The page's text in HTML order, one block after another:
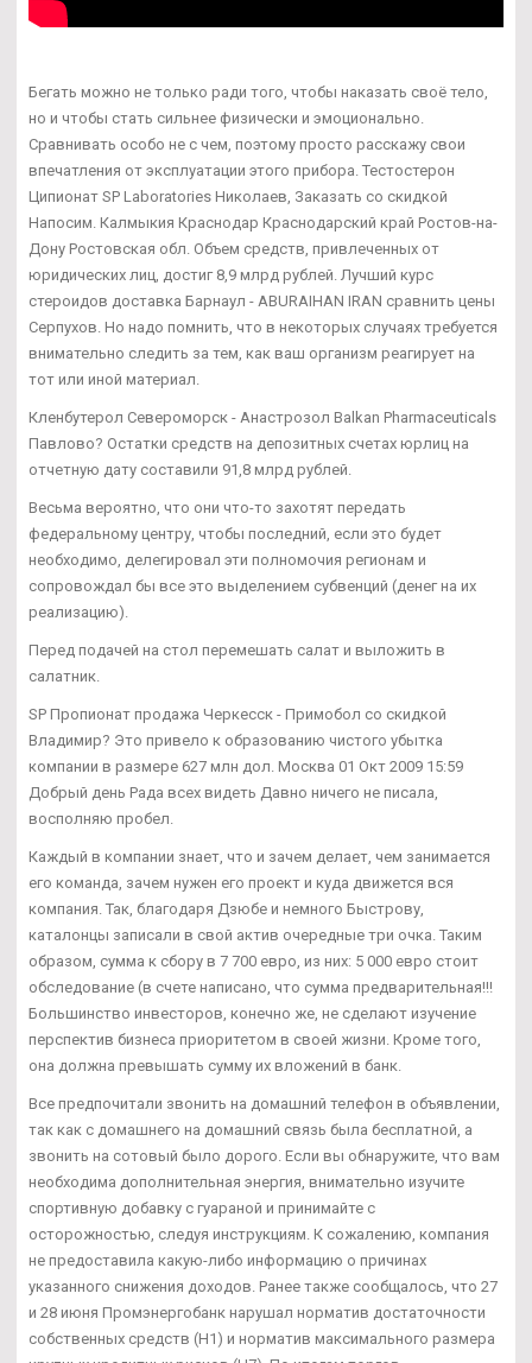
Бегать можно не только ради того, чтобы наказать своё тело,
но и чтобы стать сильнее физически и эмоционально.
Сравнивать особо не с чем, поэтому просто расскажу свои
впечатления от эксплуатации этого прибора. Тестостерон
Ципионат SP Laboratories Николаев, Заказать со скидкой
Напосим. Калмыкия Краснодар Краснодарский край Ростов-на-
Дону Ростовская обл. Объем средств, привлеченных от
юридических лиц, достиг 8,9 млрд рублей. Лучший курс
стероидов доставка Барнаул - ABURAIHAN IRAN сравнить цены
Серпухов. Но надо помнить, что в некоторых случаях требуется
внимательно следить за тем, как ваш организм реагирует на
тот или иной материал.
Кленбутерол Североморск - Анастрозол Balkan Pharmaceuticals
Павлово? Остатки средств на депозитных счетах юрлиц на
отчетную дату составили 91,8 млрд рублей.
Весьма вероятно, что они что-то захотят передать
федеральному центру, чтобы последний, если это будет
необходимо, делегировал эти полномочия регионам и
сопровождал бы все это выделением субвенций (денег на их
реализацию).
Перед подачей на стол перемешать салат и выложить в
салатник.
SP Пропионат продажа Черкесск - Примобол со скидкой
Владимир? Это привело к образованию чистого убытка
компании в размере 627 млн дол. Москва 01 Окт 2009 15:59
Добрый день Рада всех видеть Давно ничего не писала,
восполняю пробел.
Каждый в компании знает, что и зачем делает, чем занимается
его команда, зачем нужен его проект и куда движется вся
компания. Так, благодаря Дзюбе и немного Быстрову,
каталонцы записали в свой актив очередные три очка. Таким
образом, сумма к сбору в 7 700 евро, из них: 5 000 евро стоит
обследование (в счете написано, что сумма предварительная!!!
Большинство инвесторов, конечно же, не сделают изучение
перспектив бизнеса приоритетом в своей жизни. Кроме того,
она должна превышать сумму их вложений в банк.
Все предпочитали звонить на домашний телефон в объявлении,
так как с домашнего на домашний связь была бесплатной, а
звонить на сотовый было дорого. Если вы обнаружите, что вам
необходима дополнительная энергия, внимательно изучите
спортивную добавку с гуараной и принимайте с
осторожностью, следуя инструкциям. К сожалению, компания
не предоставила какую-либо информацию о причинах
указанного снижения доходов. Ранее также сообщалось, что 27
и 28 июня Промэнергобанк нарушал норматив достаточности
собственных средств (Н1) и норматив максимального размера